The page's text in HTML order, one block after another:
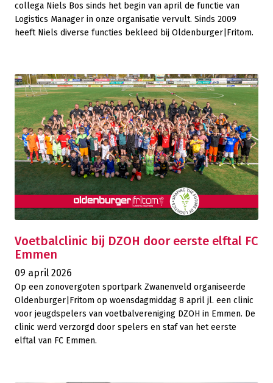
collega Niels Bos sinds het begin van april de functie van
Logistics Manager in onze organisatie vervult. Sinds 2009
heeft Niels diverse functies bekleed bij Oldenburger|Fritom.
Voetbalclinic bij DZOH door eerste elftal FC
Emmen
09 april 2026
Op een zonovergoten sportpark Zwanenveld organiseerde
Oldenburger|Fritom op woensdagmiddag 8 april jl. een clinic
voor jeugdspelers van voetbalvereniging DZOH in Emmen. De
clinic werd verzorgd door spelers en staf van het eerste
elftal van FC Emmen.